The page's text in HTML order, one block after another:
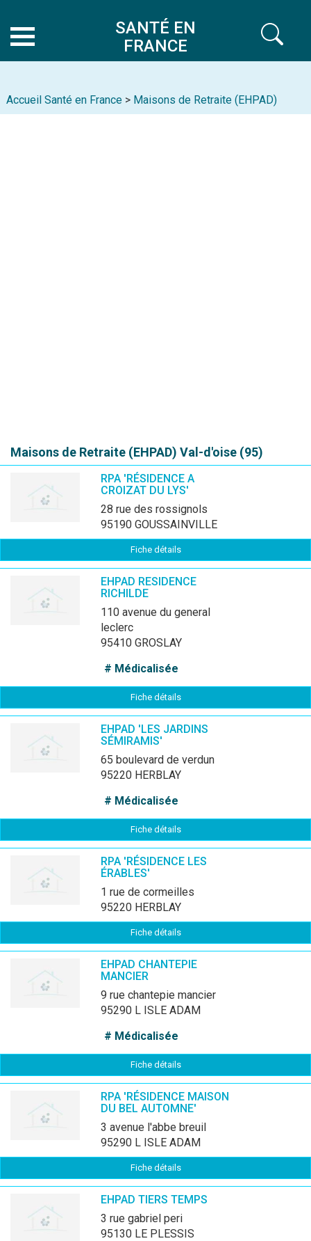
SANTÉ EN
FRANCE
Accueil Santé en France > Maisons de Retraite (EHPAD)
Maisons de Retraite (EHPAD) Val-d'oise (95)
RPA 'RÉSIDENCE A
CROIZAT DU LYS'
28 rue des rossignols
95190 GOUSSAINVILLE
Fiche détails
EHPAD RESIDENCE
RICHILDE
110 avenue du general
leclerc
95410 GROSLAY
# Médicalisée
Fiche détails
EHPAD 'LES JARDINS
SÉMIRAMIS'
65 boulevard de verdun
95220 HERBLAY
# Médicalisée
Fiche détails
RPA 'RÉSIDENCE LES
ÉRABLES'
1 rue de cormeilles
95220 HERBLAY
Fiche détails
EHPAD CHANTEPIE
MANCIER
9 rue chantepie mancier
95290 L ISLE ADAM
# Médicalisée
Fiche détails
RPA 'RÉSIDENCE MAISON
DU BEL AUTOMNE'
3 avenue l'abbe breuil
95290 L ISLE ADAM
Fiche détails
EHPAD TIERS TEMPS
3 rue gabriel peri
95130 LE PLESSIS